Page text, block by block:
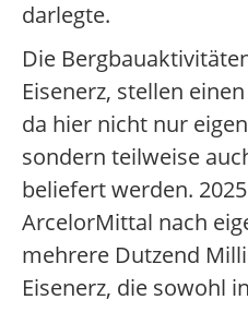
darlegte.
Die
Eisenerz, stellen
da hier nicht nur
sondern teilweise
beliefert werden.
ArcelorMittal nach
mehrere Dutzend
Eisenerz, die sowohl